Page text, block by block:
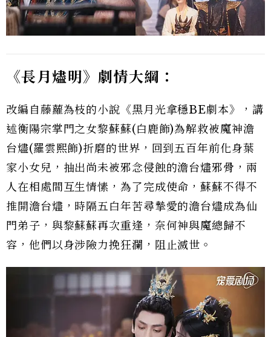
《長月燼明》劇情大綱：
改編自藤蘿為枝的小說《黑月光拿穩BE劇本》，講
述衡陽宗掌門之女黎蘇蘇(白鹿飾)為解救被魔神澹
台燼(羅雲熙飾)折磨的世界，回到五百年前化身葉
家小女兒，抽出尚未被邪念侵蝕的澹台燼邪骨，兩
人在相處間互生情愫，為了完成使命，蘇蘇不得不
推開澹台燼，時隔五白年苦尋摯愛的澹台燼成為仙
門弟子，與黎蘇蘇再次重逢，奈何神與魔總歸不
容，他們以身涉險力挽狂瀾，阻止滅世。